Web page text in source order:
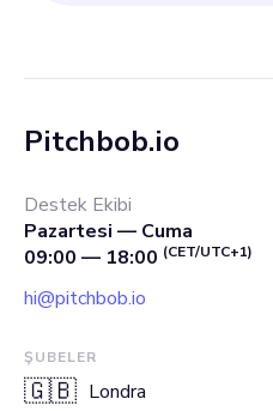
Pitchbob.io
Destek Ekibi
Pazartesi — Cuma
09:00 — 18:00 (CET/UTC+1)
hi@pitchbob.io
ŞUBELER
🇬🇧 Londra